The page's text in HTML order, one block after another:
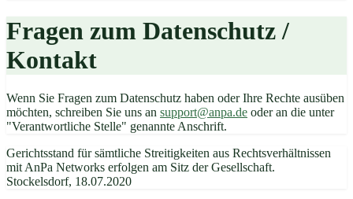
Fragen zum Datenschutz /
Kontakt
Wenn Sie Fragen zum Datenschutz haben oder Ihre Rechte ausüben
möchten, schreiben Sie uns an support@anpa.de oder an die unter
"Verantwortliche Stelle" genannte Anschrift.
Gerichtsstand für sämtliche Streitigkeiten aus Rechtsverhältnissen
mit AnPa Networks erfolgen am Sitz der Gesellschaft.
Stockelsdorf, 18.07.2020